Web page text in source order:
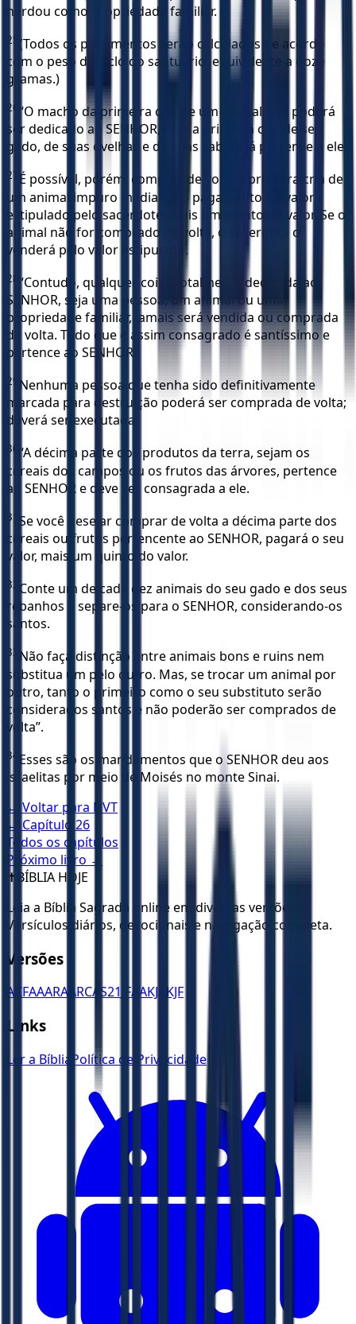
herdou como propriedade familiar.
25 (Todos os pagamentos serão calculados de acordo
com o peso do siclo do santuário, equivalente a doze
gramas.)
26 “O macho da primeira cria de um animal não poderá
ser dedicado ao SENHOR, pois a primeira cria de seu
gado, de suas ovelhas e de suas cabras já pertence a ele.
27 É possível, porém, comprar de volta a primeira cria de
um animal impuro mediante o pagamento do valor
estipulado pelo sacerdote, mais um quinto do valor. Se o
animal não for comprado de volta, o sacerdote o
venderá pelo valor estipulado.
28 “Contudo, qualquer coisa totalmente dedicada ao
SENHOR, seja uma pessoa, um animal ou uma
propriedade familiar, jamais será vendida ou comprada
de volta. Tudo que é assim consagrado é santíssimo e
pertence ao SENHOR.
29 Nenhuma pessoa que tenha sido definitivamente
marcada para destruição poderá ser comprada de volta;
deverá ser executada.
30 “A décima parte dos produtos da terra, sejam os
cereais dos campos ou os frutos das árvores, pertence
ao SENHOR e deve ser consagrada a ele.
31
Se você desejar comprar de volta a décima parte dos
cereais ou frutos pertencente ao SENHOR, pagará o seu
valor, mais um quinto do valor.
32 Conte um de cada dez animais do seu gado e dos seus
rebanhos e separe-os para o SENHOR, considerando-os
santos.
33 Não faça distinção entre animais bons e ruins nem
substitua um pelo outro. Mas, se trocar um animal por
outro, tanto o primeiro como o seu substituto serão
considerados santos e não poderão ser comprados de
volta”.
34 Esses são os mandamentos que o SENHOR deu aos
israelitas por meio de Moisés no monte Sinai.
← Voltar para NVT
← Capítulo 26
Todos os capítulos
Próximo livro →
✝️ BÍBLIA HOJE
Leia a Bíblia Sagrada online em diversas versões.
Versículos diários, devocionais e navegação completa.
Versões
ACFAAARA ARCAS21 JFAAKJA KJF
Links
Ler a Bíblia Política de Privacidade